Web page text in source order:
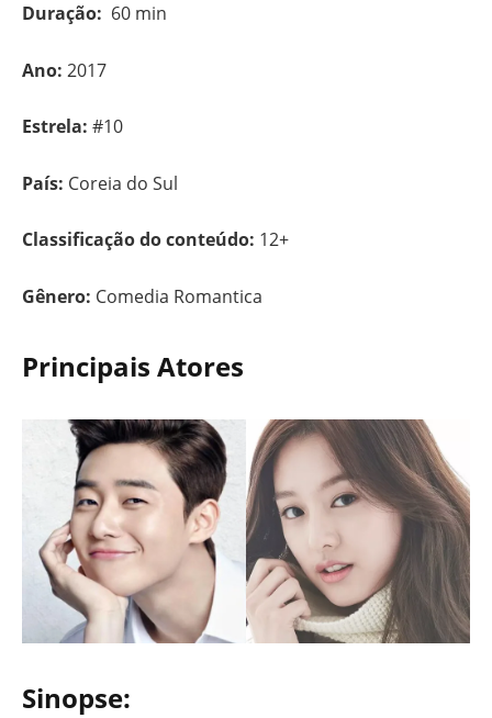
Duração: 60 min
Ano: 2017
Estrela: #10
País: Coreia do Sul
Classificação do conteúdo: 12+
Gênero: Comedia Romantica
Principais Atores
Sinopse: